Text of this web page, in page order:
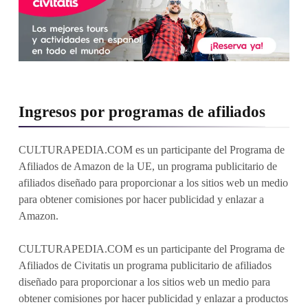
Ingresos por programas de afiliados
CULTURAPEDIA.COM es un participante del Programa de
Afiliados de Amazon de la UE, un programa publicitario de
afiliados diseñado para proporcionar a los sitios web un medio
para obtener comisiones por hacer publicidad y enlazar a
Amazon.
CULTURAPEDIA.COM es un participante del Programa de
Afiliados de Civitatis un programa publicitario de afiliados
diseñado para proporcionar a los sitios web un medio para
obtener comisiones por hacer publicidad y enlazar a productos